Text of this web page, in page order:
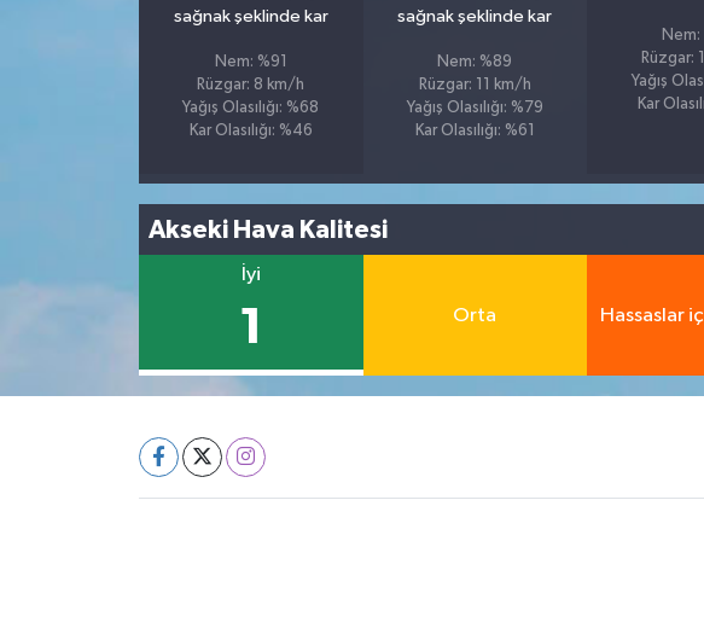
sağnak şeklinde kar
Nem: %91
Rüzgar: 8 km/h
Yağış Olasılığı: %68
Kar Olasılığı: %46
sağnak şeklinde kar
Nem: %89
Rüzgar: 11 km/h
Yağış Olasılığı: %79
Kar Olasılığı: %61
Nem:
Rüzgar:
Yağış
Kar
Akseki Hava Kalitesi
İyi
1 Orta Hassaslar